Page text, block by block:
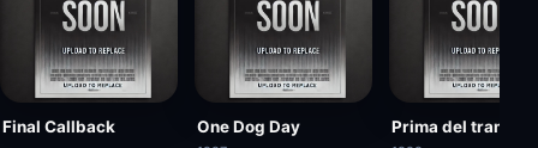
Final Callback One Dog Day Prima del